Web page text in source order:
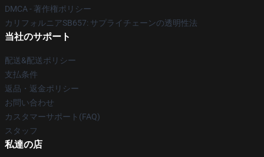
DMCA - 著作権ポリシー
カリフォルニアSB657: サプライチェーンの透明性法
当社のサポート
配送&配送ポリシー
支払条件
返品・返金ポリシー
お問い合わせ
カスタマーサポート(FAQ)
スタッフ
私達の店